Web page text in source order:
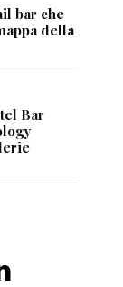
bar che
della
Bar